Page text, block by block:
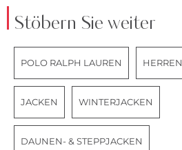
Stöbern Sie weiter
POLO RALPH LAUREN HERREN
JACKEN WINTERJACKEN
DAUNEN- & STEPPJACKEN